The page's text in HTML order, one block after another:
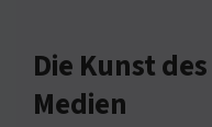
Die Kunst
Medien